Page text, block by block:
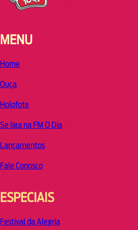
MENU
Home
Ouça
Holofote
Se liga na FM O Dia
Lançamentos
Fale Conosco
ESPECIAIS
Festival da Alegria